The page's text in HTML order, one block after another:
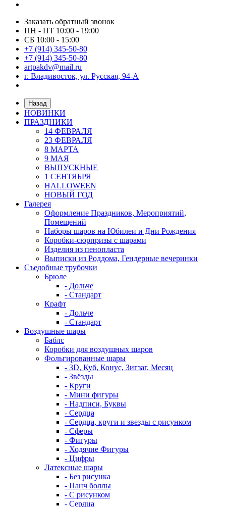
Заказать обратный звонок
ПН - ПТ 10:00 - 19:00
СБ 10:00 - 15:00
+7 (914) 345-50-80
+7 (914) 345-50-80
artpakdv@mail.ru
г. Владивосток, ул. Русская, 94-А
Назад
НОВИНКИ
ПРАЗДНИКИ
14 ФЕВРАЛЯ
23 ФЕВРАЛЯ
8 МАРТА
9 МАЯ
ВЫПУСКНЫЕ
1 СЕНТЯБРЯ
HALLOWEEN
НОВЫЙ ГОД
Галерея
Оформление Праздников, Мероприятий,
Помещений
Наборы шаров на Юбилеи и Дни Рождения
Коробки-сюрпризы с шарами
Изделия из пенопласта
Выписки из Роддома, Гендерные вечеринки
Съедобные трубочки
Брюле
- Дольче
- Стандарт
Крафт
- Дольче
- Стандарт
Воздушные шары
Баблс
Коробки для воздушных шаров
Фольгированные шары
- 3D, Куб, Конус, Зигзаг, Месяц
- Звёзды
- Круги
- Мини фигуры
- Надписи, Буквы
- Сердца
- Сердца, круги и звезды с рисунком
- Сферы
- Фигуры
- Ходячие Фигуры
- Цифры
Латексные шары
- Без рисунка
- Панч боллы
- С рисунком
- Сердца